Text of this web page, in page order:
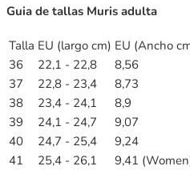
Guia de tallas Muris adulta
Talla EU (largo cm) EU (Ancho
36
22,1 - 22,8
8,56
37
22,8 - 23,4
8,73
38
23,4 - 24,1
8,9
39
24,1 - 24,7
9,07
40
24,7 - 25,4
9,24
41
25,4 - 26,1
9,41